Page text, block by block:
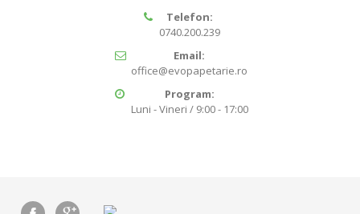
Telefon:
0740.200.239
Email:
office@evopapetarie.ro
Program:
Luni - Vineri / 9:00 - 17:00